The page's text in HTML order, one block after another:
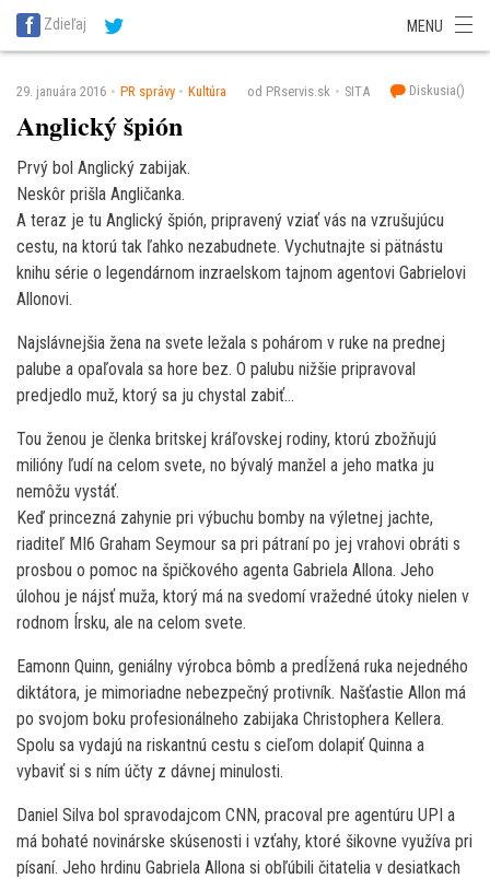
SITA Energetika
SITA Potravinárstvo
Zdieľaj MENU
29. januára 2016 PR správy Kultúra od PRservis.sk SITA Diskusia()
Anglický špión
Prvý bol Anglický zabijak.
Neskôr prišla Angličanka.
A teraz je tu Anglický špión, pripravený vziať vás na vzrušujúcu
cestu, na ktorú tak ľahko nezabudnete. Vychutnajte si pätnástu
knihu série o legendárnom inzraelskom tajnom agentovi Gabrielovi
Allonovi.
Najslávnejšia žena na svete ležala s pohárom v ruke na prednej
palube a opaľovala sa hore bez. O palubu nižšie pripravoval
predjedlo muž, ktorý sa ju chystal zabiť…
Tou ženou je členka britskej kráľovskej rodiny, ktorú zbožňujú
milióny ľudí na celom svete, no bývalý manžel a jeho matka ju
nemôžu vystáť.
Keď princezná zahynie pri výbuchu bomby na výletnej jachte,
riaditeľ MI6 Graham Seymour sa pri pátraní po jej vrahovi obráti s
prosbou o pomoc na špičkového agenta Gabriela Allona. Jeho
úlohou je nájsť muža, ktorý má na svedomí vražedné útoky nielen v
rodnom Írsku, ale na celom svete.
Eamonn Quinn, geniálny výrobca bômb a predĺžená ruka nejedného
diktátora, je mimoriadne nebezpečný protivník. Našťastie Allon má
po svojom boku profesionálneho zabijaka Christophera Kellera.
Spolu sa vydajú na riskantnú cestu s cieľom dolapiť Quinna a
vybaviť si s ním účty z dávnej minulosti.
Daniel Silva bol spravodajcom CNN, pracoval pre agentúru UPI a
má bohaté novinárske skúsenosti i vzťahy, ktoré šikovne využíva pri
písaní. Jeho hrdinu Gabriela Allona si obľúbili čitatelia v desiatkach